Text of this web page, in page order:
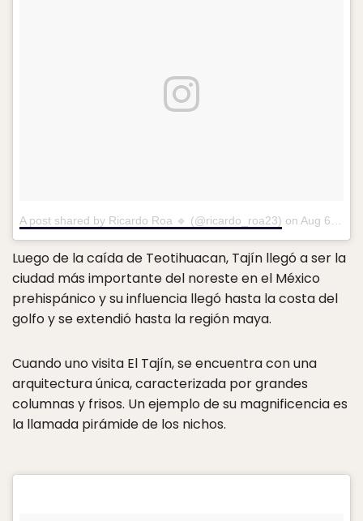
A post shared by Ricardo Roa 🔹 (@ricardo_roa23) on Aug 6, 2018 at 10:49am PDT
Luego de la caída de Teotihuacan, Tajín llegó a ser la
ciudad más importante del noreste en el México
prehispánico y su influencia llegó hasta la costa del
golfo y se extendió hasta la región maya.
Cuando uno visita El Tajín, se encuentra con una
arquitectura única, caracterizada por grandes
columnas y frisos. Un ejemplo de su magnificencia es
la llamada pirámide de los nichos.